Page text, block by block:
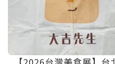
【2026台灣美食展】